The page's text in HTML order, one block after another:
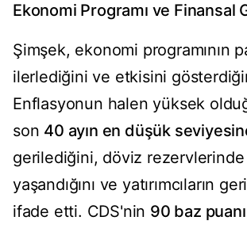
Ekonomi Programı ve Finansal
Şimşek, ekonomi programının
ilerlediğini ve etkisini
Enflasyonun halen yüksek
son 40 ayın en düşük
gerilediğini, döviz rezervlerinde
yaşandığını ve yatırımcıların
ifade etti. CDS'nin 90 baz